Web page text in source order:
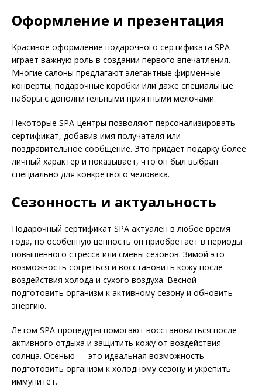
Оформление и презентация
Красивое оформление подарочного сертификата SPA
играет важную роль в создании первого впечатления.
Многие салоны предлагают элегантные фирменные
конверты, подарочные коробки или даже специальные
наборы с дополнительными приятными мелочами.
Некоторые SPA-центры позволяют персонализировать
сертификат, добавив имя получателя или
поздравительное сообщение. Это придает подарку более
личный характер и показывает, что он был выбран
специально для конкретного человека.
Сезонность и актуальность
Подарочный сертификат SPA актуален в любое время
года, но особенную ценность он приобретает в периоды
повышенного стресса или смены сезонов. Зимой это
возможность согреться и восстановить кожу после
воздействия холода и сухого воздуха. Весной —
подготовить организм к активному сезону и обновить
энергию.
Летом SPA-процедуры помогают восстановиться после
активного отдыха и защитить кожу от воздействия
солнца. Осенью — это идеальная возможность
подготовить организм к холодному сезону и укрепить
иммунитет.